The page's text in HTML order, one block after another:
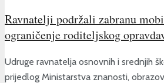
Ravnatelji podržali zabranu
ograničenje roditeljskog
Udruge ravnatelja osnovnih i srednjih
prijedlog Ministarstva znanosti,